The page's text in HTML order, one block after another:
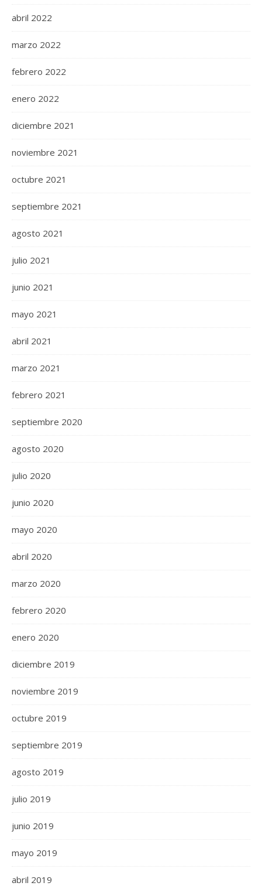
abril 2022
marzo 2022
febrero 2022
enero 2022
diciembre 2021
noviembre 2021
octubre 2021
septiembre 2021
agosto 2021
julio 2021
junio 2021
mayo 2021
abril 2021
marzo 2021
febrero 2021
septiembre 2020
agosto 2020
julio 2020
junio 2020
mayo 2020
abril 2020
marzo 2020
febrero 2020
enero 2020
diciembre 2019
noviembre 2019
octubre 2019
septiembre 2019
agosto 2019
julio 2019
junio 2019
mayo 2019
abril 2019